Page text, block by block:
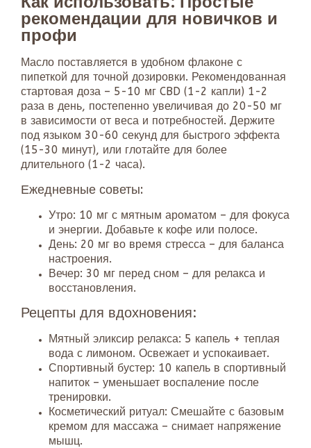
рекомендации для новичков и
профи
Масло поставляется в удобном флаконе с
пипеткой для точной дозировки. Рекомендованная
стартовая доза – 5-10 мг CBD (1-2 капли) 1-2
раза в день, постепенно увеличивая до 20-50 мг
в зависимости от веса и потребностей. Держите
под языком 30-60 секунд для быстрого эффекта
(15-30 минут), или глотайте для более
длительного (1-2 часа).
Ежедневные советы:
Утро: 10 мг с мятным ароматом – для фокуса
и энергии. Добавьте к кофе или полосе.
День: 20 мг во время стресса – для баланса
настроения.
Вечер: 30 мг перед сном – для релакса и
восстановления.
Рецепты для вдохновения:
Мятный эликсир релакса: 5 капель + теплая
вода с лимоном. Освежает и успокаивает.
Спортивный бустер: 10 капель в спортивный
напиток – уменьшает воспаление после
тренировки.
Косметический ритуал: Смешайте с базовым
кремом для массажа – снимает напряжение
мышц.